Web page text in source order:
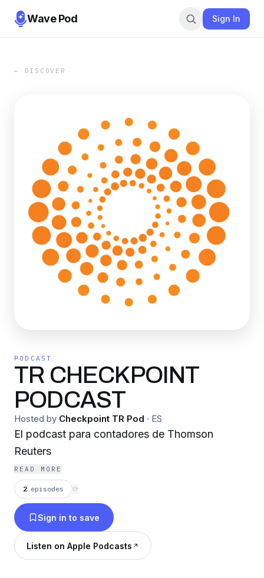
Wave Pod Sign In
← DISCOVER
PODCAST
TR CHECKPOINT
PODCAST
Hosted by Checkpoint TR Pod · ES
El podcast para contadores de Thomson
Reuters
READ MORE
2 episodes ⟳
Sign in to save
Listen on Apple Podcasts